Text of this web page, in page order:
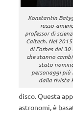
Konstantin
russo-
professordi
Caltech. Nel
di Forbes dei
che stanno
stato
personaggi
dalla rivista
disco. Questa
astronomi, è